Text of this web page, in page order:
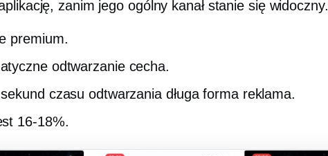
zanim jego ogólny kanał stanie się widoczny.
premium.
odtwarzaniececha.
czasu odtwarzania długa formareklama.
16-18%.